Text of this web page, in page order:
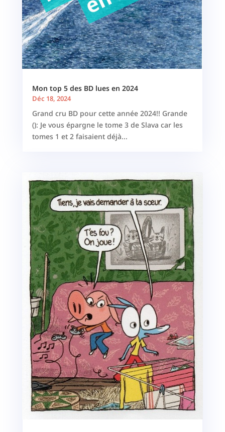
Mon top 5 des BD lues en 2024
Déc 18, 2024
Grand cru BD pour cette année 2024!! Grande
(): Je vous épargne le tome 3 de Slava car les
tomes 1 et 2 faisaient déjà...